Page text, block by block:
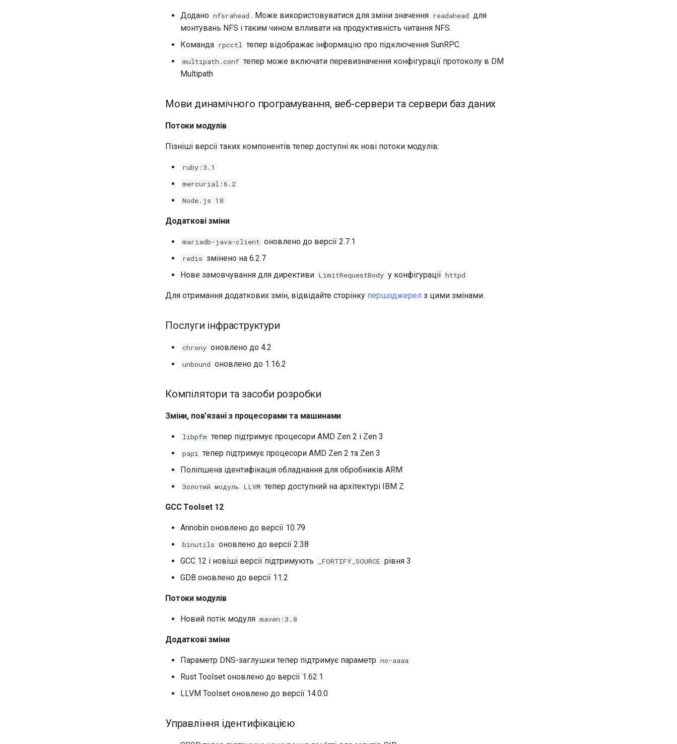
Додано nfsrahead . Може використовуватися для зміни значення readahead для
монтувань NFS і таким чином впливати на продуктивність читання NFS.
Команда rpcctl тепер відображає інформацію про підключення SunRPC.
multipath.conf тепер може включати перевизначення конфігурації протоколу в DM
Multipath
Мови динамічного програмування, веб-сервери та сервери баз даних
Потоки модулів
Пізніші версії таких компонентів тепер доступні як нові потоки модулів:
ruby:3.1
mercurial:6.2
Node.js 18
Додаткові зміни
mariadb-java-client оновлено до версії 2.7.1
redis змінено на 6.2.7
Нове замовчування для директиви LimitRequestBody у конфігурації httpd
Для отримання додаткових змін, відвідайте сторінку першоджерел з цими змінами.
Послуги інфраструктури
chrony оновлено до 4.2
unbound оновлено до 1.16.2
Компілятори та засоби розробки
Зміни, пов'язані з процесорами та машинами
libpfm тепер підтримує процесори AMD Zen 2 і Zen 3
papi тепер підтримує процесори AMD Zen 2 та Zen 3
Поліпшена ідентифікація обладнання для обробників ARM
Золотий модуль LLVM тепер доступний на архітектурі IBM Z
GCC Toolset 12
Annobin оновлено до версії 10.79
binutils оновлено до версії 2.38
GCC 12 і новіші версії підтримують
_FORTIFY_SOURCE рівня 3
GDB оновлено до версії 11.2
Потоки модулів
Новий потік модуля maven:3.8
Додаткові зміни
Параметр DNS-заглушки тепер підтримує параметр no-aaaa
Rust Toolset оновлено до версії 1.62.1
LLVM Toolset оновлено до версії 14.0.0
Управління ідентифікацією